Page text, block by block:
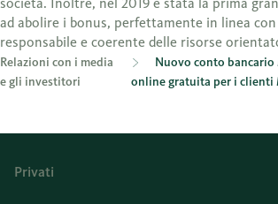
ad abolire i bonus, perfettamente in linea
responsabile e coerente delle risorse
Relazioni con i media
e gli investitori
Nuovo conto
online gratuita per i clienti
Privati